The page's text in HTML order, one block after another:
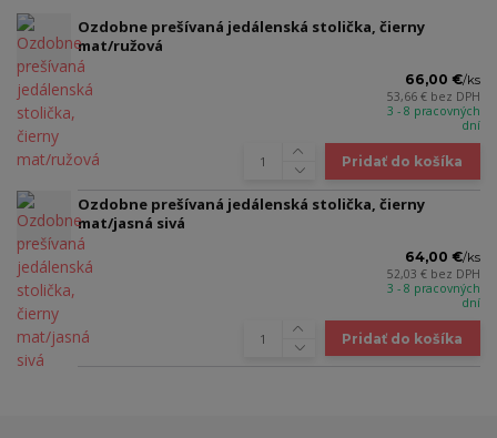
Ozdobne prešívaná jedálenská stolička, čierny
mat/ružová
66,00 €/ks
53,66 € bez DPH
3 - 8 pracovných
dní
Pridať do košíka
Ozdobne prešívaná jedálenská stolička, čierny
mat/jasná sivá
64,00 €/ks
52,03 € bez DPH
3 - 8 pracovných
dní
Pridať do košíka